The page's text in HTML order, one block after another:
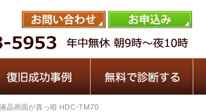
晶画面が真っ暗 HDC-TM70